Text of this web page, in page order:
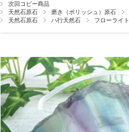
次回コピー商品
天然石原石
磨き（ポリッシュ）原石
天然石原石
ハ行天然石 フローライト